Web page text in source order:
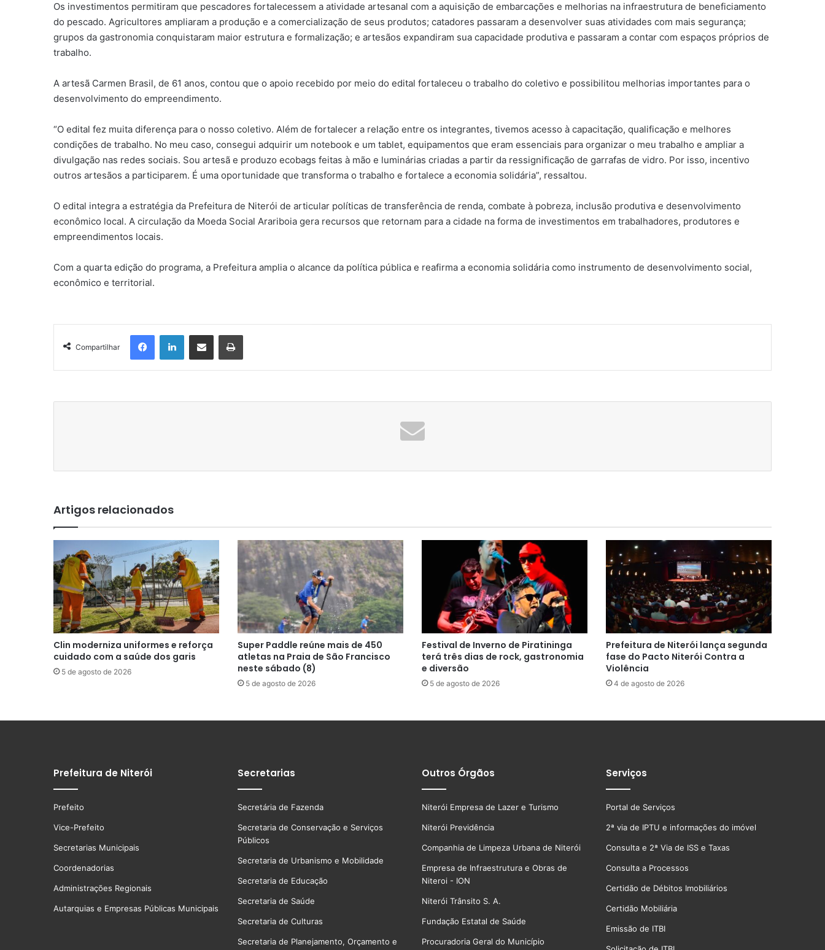
Os investimentos permitiram que pescadores fortalecessem a atividade artesanal com a aquisição de embarcações e melhorias na infraestrutura de beneficiamento
do pescado. Agricultores ampliaram a produção e a comercialização de seus produtos; catadores passaram a desenvolver suas atividades com mais segurança;
grupos da gastronomia conquistaram maior estrutura e formalização; e artesãos expandiram sua capacidade produtiva e passaram a contar com espaços próprios de
trabalho.
A artesã Carmen Brasil, de 61 anos, contou que o apoio recebido por meio do edital fortaleceu o trabalho do coletivo e possibilitou melhorias importantes para o
desenvolvimento do empreendimento.
“O edital fez muita diferença para o nosso coletivo. Além de fortalecer a relação entre os integrantes, tivemos acesso à capacitação, qualificação e melhores
condições de trabalho. No meu caso, consegui adquirir um notebook e um tablet, equipamentos que eram essenciais para organizar o meu trabalho e ampliar a
divulgação nas redes sociais. Sou artesã e produzo ecobags feitas à mão e luminárias criadas a partir da ressignificação de garrafas de vidro. Por isso, incentivo
outros artesãos a participarem. É uma oportunidade que transforma o trabalho e fortalece a economia solidária”, ressaltou.
O edital integra a estratégia da Prefeitura de Niterói de articular políticas de transferência de renda, combate à pobreza, inclusão produtiva e desenvolvimento
econômico local. A circulação da Moeda Social Arariboia gera recursos que retornam para a cidade na forma de investimentos em trabalhadores, produtores e
empreendimentos locais.
Com a quarta edição do programa, a Prefeitura amplia o alcance da política pública e reafirma a economia solidária como instrumento de desenvolvimento social,
econômico e territorial.
Compartilhar
FacebookLinkedinCompartilhar via e-mail Imprimir
Artigos relacionados
Clin moderniza uniformes e reforça
cuidado com a saúde dos garis
5 de agosto de 2026
Super Paddle reúne mais de 450
atletas na Praia de São Francisco
neste sábado (8)
5 de agosto de 2026
Festival de Inverno de Piratininga
terá três dias de rock, gastronomia
e diversão
5 de agosto de 2026
Prefeitura de Niterói lança segunda
fase do Pacto Niterói Contra a
Violência
4 de agosto de 2026
Prefeitura de Niterói
Prefeito
Vice-Prefeito
Secretarias Municipais
Coordenadorias
Administrações Regionais
Autarquias e Empresas Públicas Municipais
Secretarias
Secretária de Fazenda
Secretaria de Conservação e Serviços
Públicos
Secretaria de Urbanismo e Mobilidade
Secretaria de Educação
Secretaria de Saúde
Secretaria de Culturas
Secretaria de Planejamento, Orçamento e
Outros Órgãos
Niterói Empresa de Lazer e Turismo
Niterói Previdência
Companhia de Limpeza Urbana de Niterói
Empresa de Infraestrutura e Obras de
Niteroi - ION
Niterói Trânsito S. A.
Fundação Estatal de Saúde
Procuradoria Geral do Município
Serviços
Portal de Serviços
2ª via de IPTU e informações do imóvel
Consulta e 2ª Via de ISS e Taxas
Consulta a Processos
Certidão de Débitos Imobiliários
Certidão Mobiliária
Emissão de ITBI